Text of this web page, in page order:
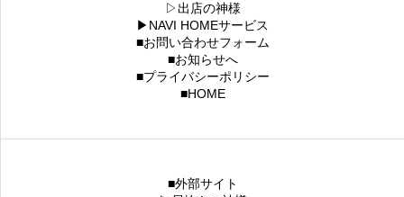
▷出店の神様
▶NAVI HOMEサービス
■お問い合わせフォーム
■お知らせへ
■プライバシーポリシー
■HOME
■外部サイト